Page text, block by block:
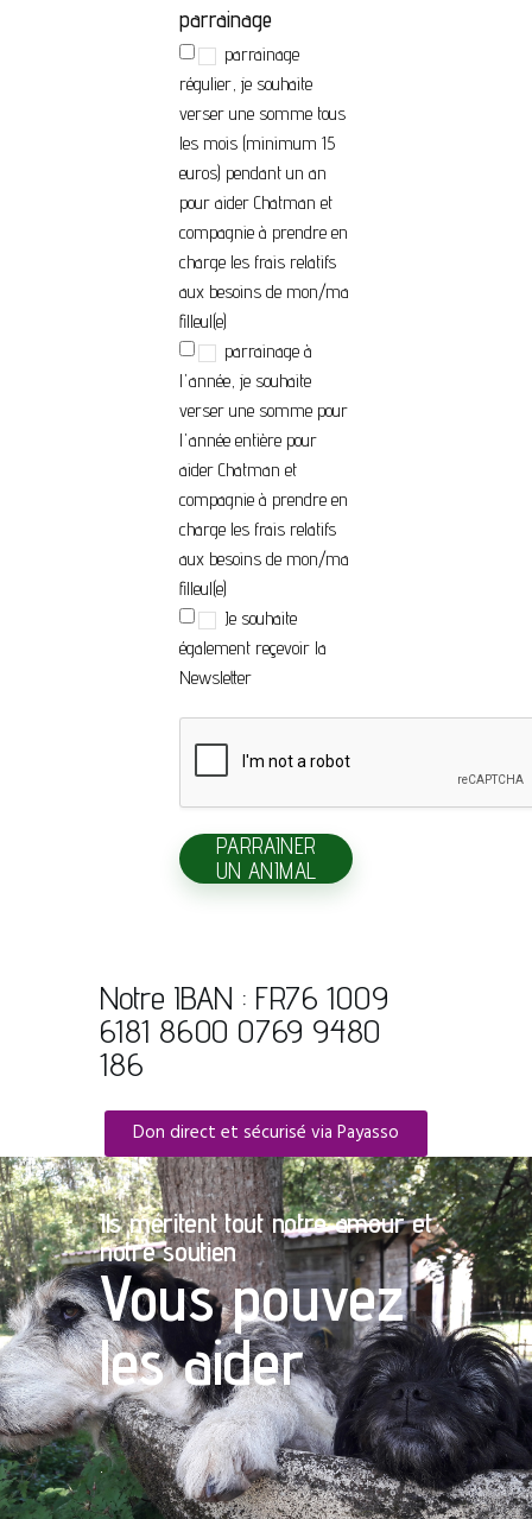
parrainage
parrainage
régulier, je souhaite
verser une somme tous
les mois (minimum 15
euros) pendant un an
pour aider Chatman et
compagnie à prendre en
charge les frais relatifs
aux besoins de mon/ma
filleul(e)
parrainage à
l'année, je souhaite
verser une somme pour
l'année entière pour
aider Chatman et
compagnie à prendre en
charge les frais relatifs
aux besoins de mon/ma
filleul(e)
Je souhaite
également reçevoir la
Newsletter
PARRAINER
UN ANIMAL
Notre IBAN : FR76 1009
6181 8600 0769 9480
186
Don direct et sécurisé via Payasso
Ils méritent tout notre amour et
notre soutien
Vous pouvez
les aider
.